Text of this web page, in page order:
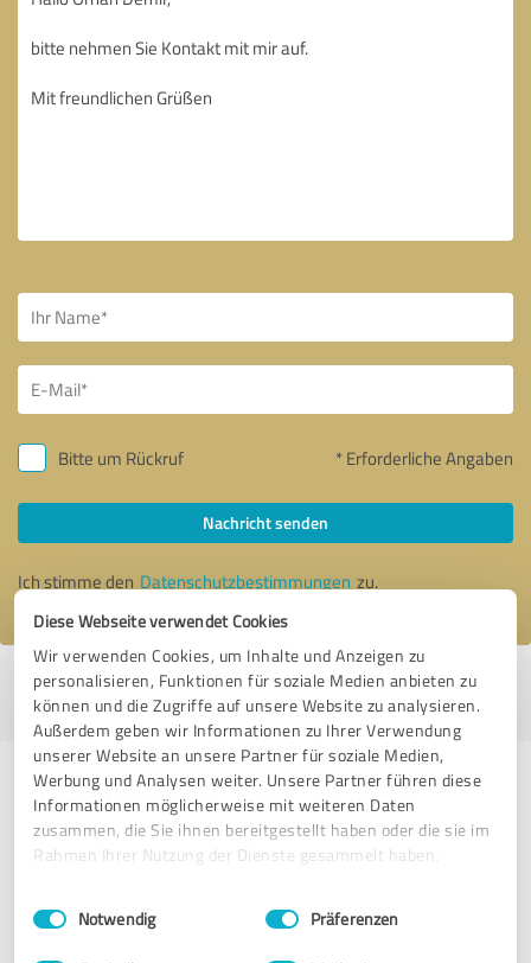
Diese Webseite verwendet Cookies
Wir verwenden Cookies, um Inhalte und Anzeigen zu
personalisieren, Funktionen für soziale Medien anbieten zu
können und die Zugriffe auf unsere Website zu analysieren.
Außerdem geben wir Informationen zu Ihrer Verwendung
unserer Website an unsere Partner für soziale Medien,
Werbung und Analysen weiter. Unsere Partner führen diese
Informationen möglicherweise mit weiteren Daten
zusammen, die Sie ihnen bereitgestellt haben oder die sie im
Rahmen Ihrer Nutzung der Dienste gesammelt haben.
Impressum Datenschutzbestimmungen
Einwilligungsauswahl
Notwendig Präferenzen
Bitte um Rückruf * Erforderliche Angaben
Nachricht senden
Ich stimme den Datenschutzbestimmungen zu.
Profil aktiv seit 02.03.2024 |Letzte Aktualisierung: 16.04.2024|Profil
melden
Erfahrungen zu weiteren
Anbietern aus dem Bereich
Beratung
Arbeitssicherheit Effinowicz GmbH